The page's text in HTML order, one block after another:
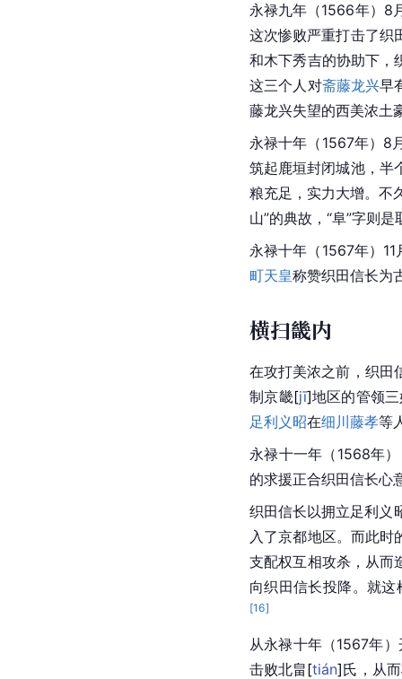
永禄九年（1566年）8
这次惨败严重打击了织
和木下秀吉的协助下，
这三个人对斋藤龙兴早
藤龙兴失望的西美浓土
永禄十年（1567年）8
筑起鹿垣封闭城池，半
粮充足，实力大增。不
山”的典故，“阜”字则是
永禄十年（1567年）
町天皇称赞织田信长为
横扫畿内
在攻打美浓之前，织田
制京畿[jī]地区的管领
足利义昭在细川藤孝等
永禄十一年（1568年
的求援正合织田信长心
织田信长以拥立足利义
入了京都地区。而此时
支配权互相攻杀，从而
向织田信长投降。就
[16]
从永禄十年（1567年
击败北畠[tián]氏，从